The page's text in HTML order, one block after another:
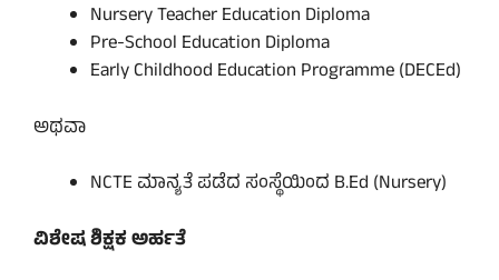
Nursery Teacher Education Diploma
Pre-School Education Diploma
Early Childhood Education Programme (DECEd)
ಅಥವಾ
NCTE ಮಾನ್ಯತೆ ಪಡೆದ ಸಂಸ್ಥೆಯಿಂದ B.Ed (Nursery)
ವಿಶೇಷ ಶಿಕ್ಷಕ ಅರ್ಹತೆ